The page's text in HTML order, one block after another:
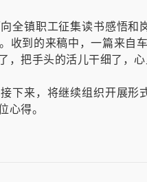
全镇职工征集读书感悟
收到的来稿中，一篇来自
，把手头的活儿干细了，
下来，将继续组织开展
心得。